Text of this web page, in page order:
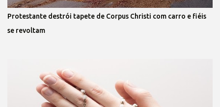
Protestante destrói tapete de Corpus Christi com carro e fiéis
se revoltam